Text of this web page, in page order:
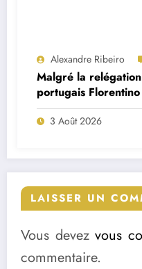
Alexandre Ribeiro
Malgré la
portugais
Premier League
3 Août 2026
LAISSER UN
Vous devezvous
commentaire.